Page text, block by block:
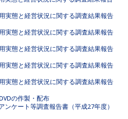
態と経営状況に関する調査結果報告
態と経営状況に関する調査結果報告
態と経営状況に関する調査結果報告
態と経営状況に関する調査結果報告
態と経営状況に関する調査結果報告
の作製・配布
ンケート等調査報告書（平成27年度）